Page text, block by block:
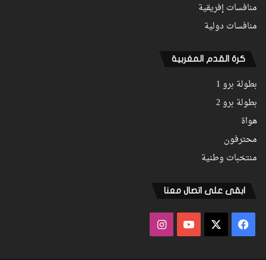
منافسات إفريقية
منافسات دولية
كرة القدم المغربية
بطولة برو 1
بطولة برو 2
هواة
محترفون
منتخبات وطنية
ابقى على اتصال معنا
فيسبوك ‫YouTubeانستقرام